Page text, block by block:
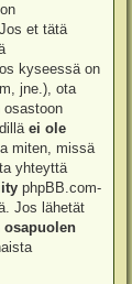
et tätä
kyseessä on
jne.), ota
ei ole
miten, missä
yhteyttä
phpBB.com-
Jos lähetät
osapuolen